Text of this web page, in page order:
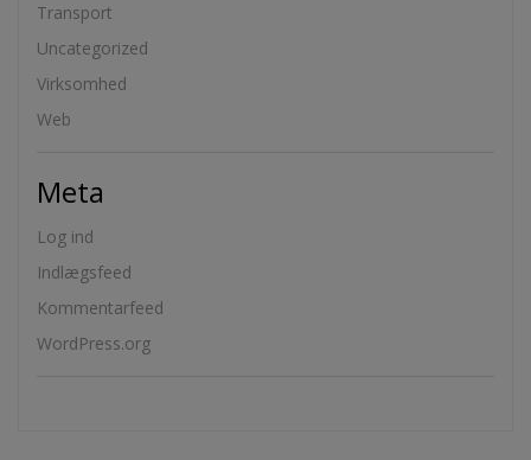
Transport
Uncategorized
Virksomhed
Web
Meta
Log ind
Indlægsfeed
Kommentarfeed
WordPress.org